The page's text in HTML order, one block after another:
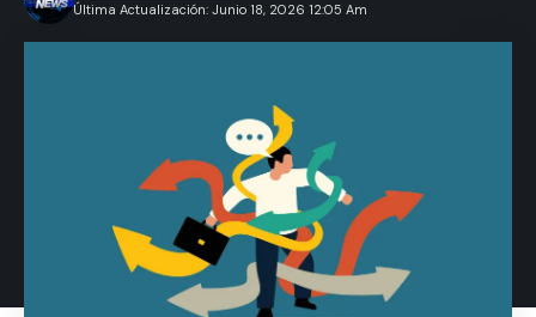
Última Actualización: Junio 18, 2026 12:05 Am